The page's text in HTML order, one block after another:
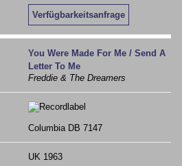
Verfügbarkeitsanfrage
You Were Made For Me / Send A
Letter To Me
Freddie & The Dreamers
Columbia DB 7147
UK 1963